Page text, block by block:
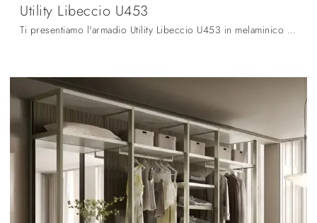
Utility Libeccio U453
Ti presentiamo l'armadio Utility Libeccio U453 in melaminico di Moretti Compact Giorno Notte! Un ricco catalogo di armadi a muro con ante battenti.